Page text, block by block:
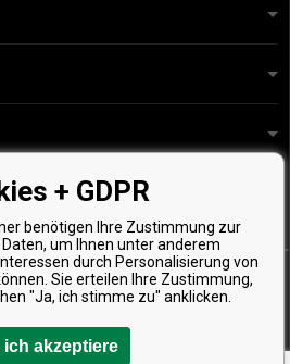
Zahlungen und Versand
Waren
Geschichte
Produktproben
Professionals
Organic
+ GDPR
benötigen Ihre Zustimmung zur
um Ihnen unter anderem
durch Personalisierung von
Sie erteilen Ihre Zustimmung,
"Ja, ich stimme zu" anklicken.
ich akzeptiere